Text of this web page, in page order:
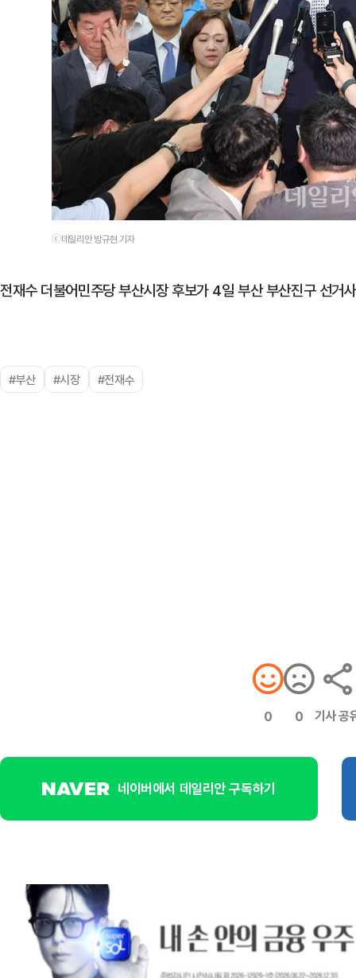
ⓒ데일리안 방규현 기자
전재수 더불어민주당 부산시장 후보가 4일 부산 부산진구 선거
#부산 #시장 #전재수
0 0 기사 공
네이버에서 데일리안 구독하기